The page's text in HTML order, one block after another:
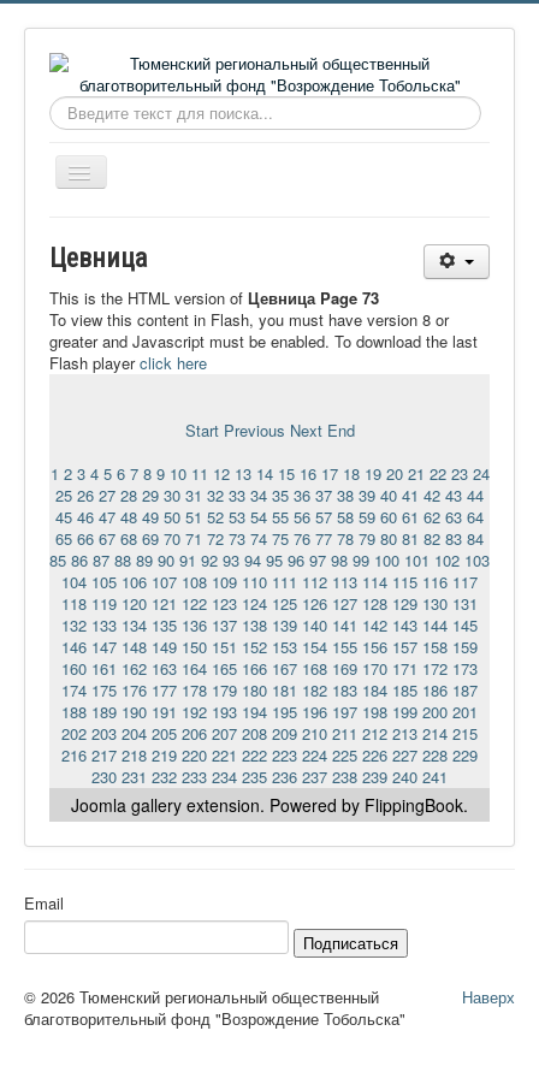
Искать...
Включить/
выключить
О фонде
Онлайн библиотека
Видеоматериалы
Сайт проекта Достоевский
Ермаковополе.рф
Цевница
This is the HTML version of Цевница Page 73
To view this content in Flash, you must have version 8 or
greater and Javascript must be enabled. To download the last
Flash playerclick here
Start Previous Next End
1 2 3 4 5 6 7 8 9 10 11 12 13 14 15 16 17 18 19 20 21 22 23 24
25 26 27 28 29 30 31 32 33 34 35 36 37 38 39 40 41 42 43 44
45 46 47 48 49 50 51 52 53 54 55 56 57 58 59 60 61 62 63 64
65 66 67 68 69 70 71 72 73 74 75 76 77 78 79 80 81 82 83 84
85 86 87 88 89 90 91 92 93 94 95 96 97 98 99 100 101 102 103
104 105 106 107 108 109 110 111 112 113 114 115 116 117
118 119 120 121 122 123 124 125 126 127 128 129 130 131
132 133 134 135 136 137 138 139 140 141 142 143 144 145
146 147 148 149 150 151 152 153 154 155 156 157 158 159
160 161 162 163 164 165 166 167 168 169 170 171 172 173
174 175 176 177 178 179 180 181 182 183 184 185 186 187
188 189 190 191 192 193 194 195 196 197 198 199 200 201
202 203 204 205 206 207 208 209 210 211 212 213 214 215
216 217 218 219 220 221 222 223 224 225 226 227 228 229
230 231 232 233 234 235 236 237 238 239 240 241
Joomla gallery extension. Powered by FlippingBook.
Email
Подписаться
Наверх
© 2026 Тюменский региональный общественный
благотворительный фонд "Возрождение Тобольска"